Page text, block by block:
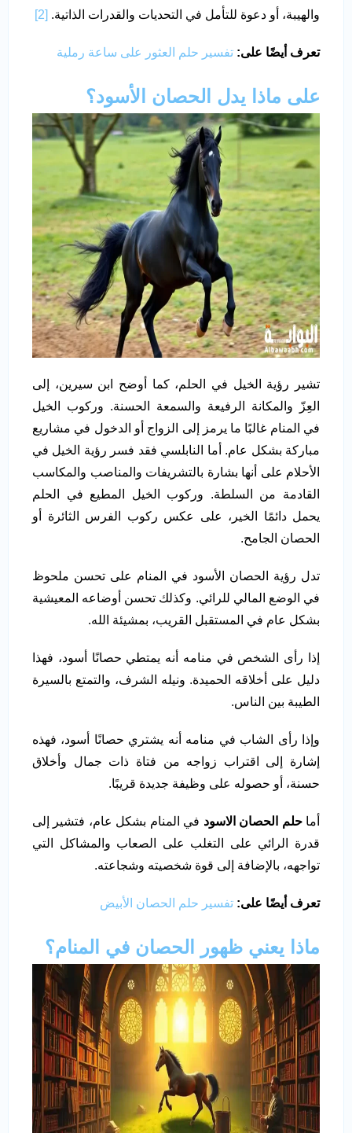
والهيبة، أو دعوة للتأمل في التحديات والقدرات الذاتية. [2]
تعرف أيضًا على: تفسير حلم العثور على ساعة رملية
على ماذا يدل الحصان الأسود؟
تشير رؤية الخيل في الحلم، كما أوضح ابن سيرين، إلى
العِزّ والمكانة الرفيعة والسمعة الحسنة. وركوب الخيل
في المنام غالبًا ما يرمز إلى الزواج أو الدخول في مشاريع
مباركة بشكل عام. أما النابلسي فقد فسر رؤية الخيل في
الأحلام على أنها بشارة بالتشريفات والمناصب والمكاسب
القادمة من السلطة. وركوب الخيل المطيع في الحلم
يحمل دائمًا الخير، على عكس ركوب الفرس الثائرة أو
الحصان الجامح.
تدل رؤية الحصان الأسود في المنام على تحسن ملحوظ
في الوضع المالي للرائي. وكذلك تحسن أوضاعه المعيشية
بشكل عام في المستقبل القريب، بمشيئة الله.
إذا رأى الشخص في منامه أنه يمتطي حصانًا أسود، فهذا
دليل على أخلاقه الحميدة. ونيله الشرف، والتمتع بالسيرة
الطيبة بين الناس.
وإذا رأى الشاب في منامه أنه يشتري حصانًا أسود، فهذه
إشارة إلى اقتراب زواجه من فتاة ذات جمال وأخلاق
حسنة، أو حصوله على وظيفة جديدة قريبًا.
أماحلم الحصان الاسود في المنام بشكل عام، فتشير إلى
قدرة الرائي على التغلب على الصعاب والمشاكل التي
تواجهه، بالإضافة إلى قوة شخصيته وشجاعته.
تعرف أيضًا على: تفسير حلم الحصان الأبيض
ماذا يعني ظهور الحصان في المنام؟